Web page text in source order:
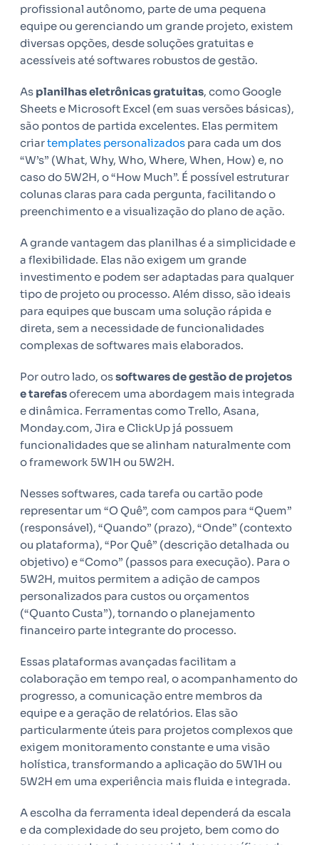
profissional autônomo, parte de uma pequena
equipe ou gerenciando um grande projeto, existem
diversas opções, desde soluções gratuitas e
acessíveis até softwares robustos de gestão.
As planilhas eletrônicas gratuitas, como Google
Sheets e Microsoft Excel (em suas versões básicas),
são pontos de partida excelentes. Elas permitem
criartemplates personalizados para cada um dos
“W’s” (What, Why, Who, Where, When, How) e, no
caso do 5W2H, o “How Much”. É possível estruturar
colunas claras para cada pergunta, facilitando o
preenchimento e a visualização do plano de ação.
A grande vantagem das planilhas é a simplicidade e
a flexibilidade. Elas não exigem um grande
investimento e podem ser adaptadas para qualquer
tipo de projeto ou processo. Além disso, são ideais
para equipes que buscam uma solução rápida e
direta, sem a necessidade de funcionalidades
complexas de softwares mais elaborados.
Por outro lado, ossoftwares de gestão de projetos
e tarefasoferecem uma abordagem mais integrada
e dinâmica. Ferramentas como Trello, Asana,
Monday.com, Jira e ClickUp já possuem
funcionalidades que se alinham naturalmente com
o framework 5W1H ou 5W2H.
Nesses softwares, cada tarefa ou cartão pode
representar um “O Quê”, com campos para “Quem”
(responsável), “Quando” (prazo), “Onde” (contexto
ou plataforma), “Por Quê” (descrição detalhada ou
objetivo) e “Como” (passos para execução). Para o
5W2H, muitos permitem a adição de campos
personalizados para custos ou orçamentos
(“Quanto Custa”), tornando o planejamento
financeiro parte integrante do processo.
Essas plataformas avançadas facilitam a
colaboração em tempo real, o acompanhamento do
progresso, a comunicação entre membros da
equipe e a geração de relatórios. Elas são
particularmente úteis para projetos complexos que
exigem monitoramento constante e uma visão
holística, transformando a aplicação do 5W1H ou
5W2H em uma experiência mais fluida e integrada.
A escolha da ferramenta ideal dependerá da escala
e da complexidade do seu projeto, bem como do